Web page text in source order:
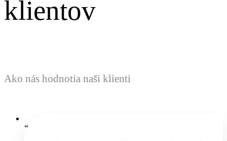
klientov
Ako nás hodnotia naši klienti
“